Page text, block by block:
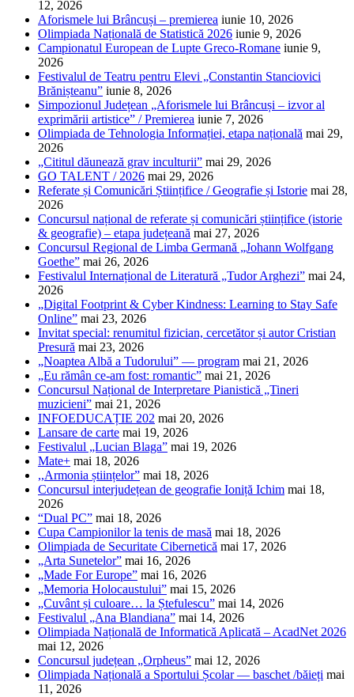
12, 2026
Aforismele lui Brâncuși – premierea iunie 10, 2026
Olimpiada Națională de Statistică 2026 iunie 9, 2026
Campionatul European de Lupte Greco-Romane iunie 9,
2026
Festivalul de Teatru pentru Elevi „Constantin Stanciovici
Brănișteanu” iunie 8, 2026
Simpozionul Județean „Aforismele lui Brâncuși – izvor al
exprimării artistice” / Premierea iunie 7, 2026
Olimpiada de Tehnologia Informației, etapa națională mai 29,
2026
„Cititul dăunează grav inculturii” mai 29, 2026
GO TALENT / 2026 mai 29, 2026
Referate și Comunicări Științifice / Geografie și Istorie mai 28,
2026
Concursul național de referate și comunicări științifice (istorie
& geografie) – etapa județeană mai 27, 2026
Concursul Regional de Limba Germană „Johann Wolfgang
Goethe” mai 26, 2026
Festivalul Internațional de Literatură „Tudor Arghezi” mai 24,
2026
„Digital Footprint & Cyber Kindness: Learning to Stay Safe
Online” mai 23, 2026
Invitat special: renumitul fizician, cercetător și autor Cristian
Presură mai 23, 2026
„Noaptea Albă a Tudorului” — program mai 21, 2026
„Eu rămân ce-am fost: romantic” mai 21, 2026
Concursul Național de Interpretare Pianistică „Tineri
muzicieni” mai 21, 2026
INFOEDUCAȚIE 202 mai 20, 2026
Lansare de carte mai 19, 2026
Festivalul „Lucian Blaga” mai 19, 2026
Mate+ mai 18, 2026
,,Armonia științelor” mai 18, 2026
Concursul interjudețean de geografie Ioniță Ichim mai 18,
2026
“Dual PC” mai 18, 2026
Cupa Campionilor la tenis de masă mai 18, 2026
Olimpiada de Securitate Cibernetică mai 17, 2026
„Arta Sunetelor” mai 16, 2026
„Made For Europe” mai 16, 2026
„Memoria Holocaustului” mai 15, 2026
„Cuvânt și culoare… la Ștefulescu” mai 14, 2026
Festivalul „Ana Blandiana” mai 14, 2026
Olimpiada Națională de Informatică Aplicată – AcadNet 2026
mai 12, 2026
Concursul județean „Orpheus” mai 12, 2026
Olimpiada Națională a Sportului Școlar — baschet /băieți mai
11, 2026